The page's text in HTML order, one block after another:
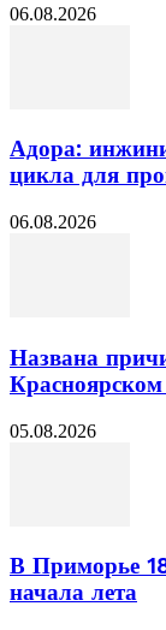
06.08.2026
Адора:
цикла для
06.08.2026
Названа
05.08.2026
В Приморье
начала лета